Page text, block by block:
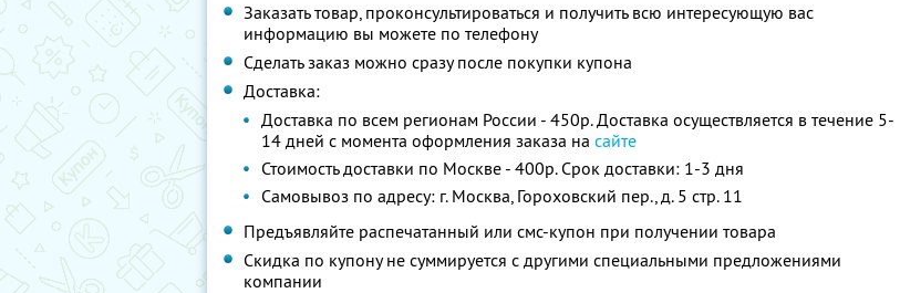
Заказать товар, проконсультироваться и получить всю интересующую вас
информацию вы можете по телефону
Сделать заказ можно сразу после покупки купона
Доставка:
Доставка по всем регионам России - 450р. Доставка осуществляется в течение 5-
14 дней с момента оформления заказа на сайте
Стоимость доставки по Москве - 400р. Срок доставки: 1-3 дня
Самовывоз по адресу: г. Москва, Гороховский пер., д. 5 стр. 11
Предъявляйте распечатанный или смс-купон при получении товара
Скидка по купону не суммируется с другими специальными предложениями
компании